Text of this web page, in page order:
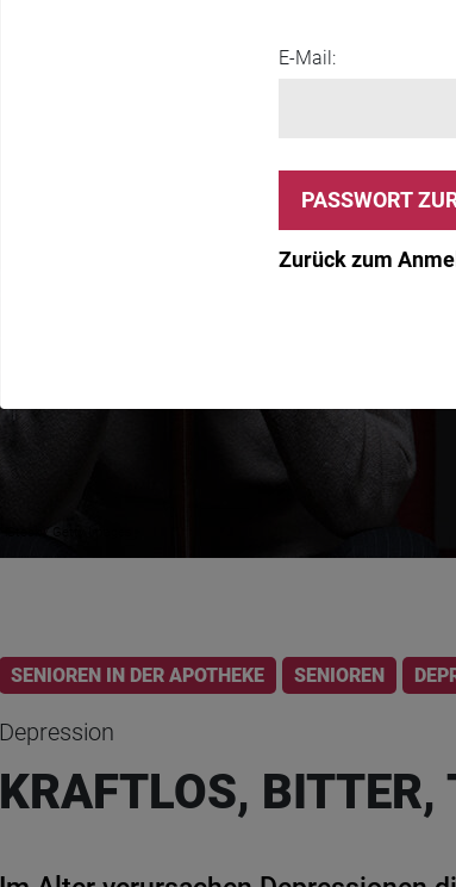
E-Mail:
Zurück zum
SENIOREN IN DER APOTHEKE SENIOREN
Depression
KRAFTLOS, BITTER,